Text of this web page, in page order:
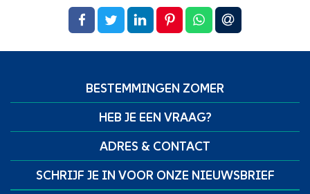
op Facebookop Twitterop LinkedInop Pinterestop WhatsApp
BESTEMMINGEN ZOMER
HEB JE EEN VRAAG?
ADRES & CONTACT
SCHRIJF JE IN VOOR ONZE NIEUWSBRIEF